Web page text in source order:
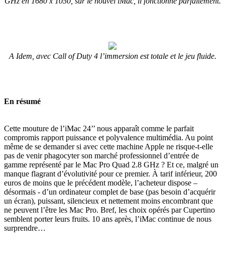
A Idem, avec Call of Duty 4 l’immersion est totale et le jeu fluide.
En résumé
Cette mouture de l’iMac 24’’ nous apparaît comme le parfait
compromis rapport puissance et polyvalence multimédia. Au point
même de se demander si avec cette machine Apple ne risque-t-elle
pas de venir phagocyter son marché professionnel d’entrée de
gamme représenté par le Mac Pro Quad 2.8 GHz ? Et ce, malgré un
manque flagrant d’évolutivité pour ce premier. À tarif inférieur, 200
euros de moins que le précédent modèle, l’acheteur dispose –
désormais - d’un ordinateur complet de base (pas besoin d’acquérir
un écran), puissant, silencieux et nettement moins encombrant que
ne peuvent l’être les Mac Pro. Bref, les choix opérés par Cupertino
semblent porter leurs fruits. 10 ans après, l’iMac continue de nous
surprendre…